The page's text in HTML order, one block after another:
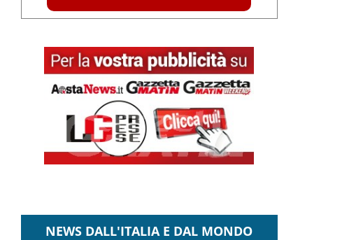
NEWS DALL'ITALIA E DAL MONDO